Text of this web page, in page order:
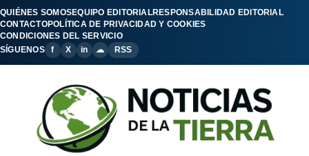
QUIÉNES SOMOSEQUIPO EDITORIALRESPONSABILIDAD EDITORIAL
CONTACTOPOLÍTICA DE PRIVACIDAD Y COOKIES
CONDICIONES DEL SERVICIO
SÍGUENOS
f X in ☁ RSS